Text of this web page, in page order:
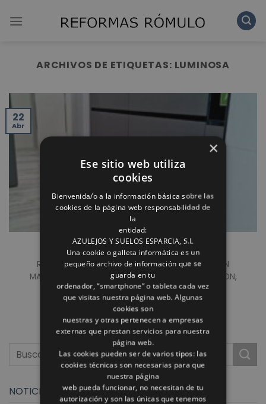
ARCHIVOS DE ETIQUETAS: LUMINOSA
REFORMA INTEGRAL DE COCINA
REFORMA INTREGRAL DE COCINA, REALIZADA CON
MATERIALES DE PRIMERA CALIDAD, ENCIMERA DEKTON,
MUEBLES CON ILUMINACIÓN [...]
22
Abr
NOTICIAS
×
Ese sitio web utiliza
cookies
Bienvenida/o a la información básica sobre las
cookies de la página web responsabilidad de
la
entidad:
AZULEJOS Y SUELOS ESPARCIA, S.L
Una cookie o galleta informática es un
pequeño archivo de información que se
guarda en tu
ordenador, “smartphone” o tableta cada vez
que visitas nuestra página web. Algunas
cookies son
nuestras y otras pertenecen a empresas
externas que prestan servicios para nuestra
página web.
Las cookies pueden ser de varios tipos: las
cookies técnicas son necesarias para que
nuestra página
web pueda funcionar, no necesitan de tu
autorización y son las únicas que tenemos